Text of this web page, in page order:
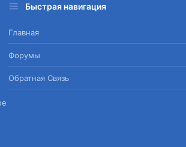
Быстрая навигация
Главная
Форумы
Обратная Связь